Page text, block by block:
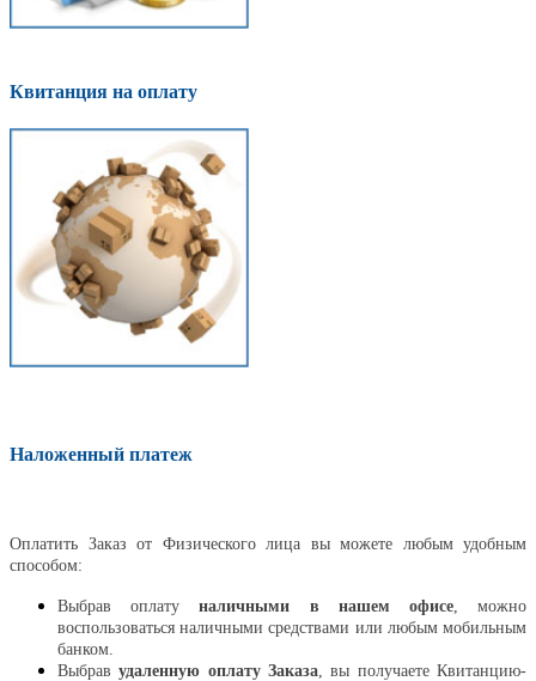
Квитанция на оплату
Наложенный платеж
Оплатить Заказ от Физического лица вы можете любым удобным
способом:
Выбрав оплатуналичными в нашем офисе, можно
воспользоваться наличными средствами или любым мобильным
банком.
Выбравудаленную оплату Заказа , вы получаете Квитанцию-